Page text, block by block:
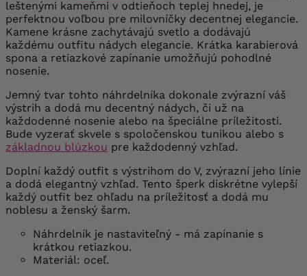
leštenými kameňmi v odtieňoch teplej hnedej, je
perfektnou voľbou pre milovníčky decentnej elegancie.
Kamene krásne zachytávajú svetlo a dodávajú
každému outfitu nádych elegancie. Krátka karabierová
spona a retiazkové zapínanie umožňujú pohodlné
nosenie.
Jemný tvar tohto náhrdelníka dokonale zvýrazní váš
výstrih a dodá mu decentný nádych, či už na
každodenné nosenie alebo na špeciálne príležitosti.
Bude vyzerať skvele s spoločenskou tunikou alebo s
základnou blúzkou pre každodenný vzhľad.
Doplní každý outfit s výstrihom do V, zvýrazní jeho línie
a dodá elegantný vzhľad. Tento šperk diskrétne vylepší
každý outfit bez ohľadu na príležitosť a dodá mu
noblesu a ženský šarm.
Náhrdelník je nastaviteľný - má zapínanie s
krátkou retiazkou.
Materiál: oceľ.